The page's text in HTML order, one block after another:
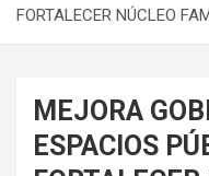
FORTALECER NÚCLEO
MEJORA
ESPACIOS